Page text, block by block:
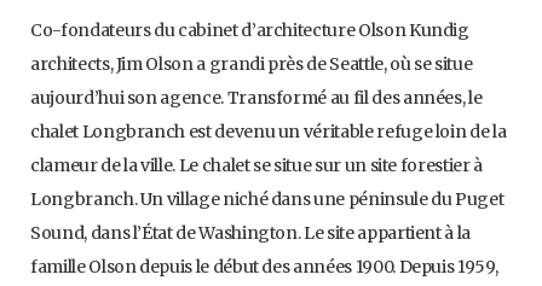
Co-fondateurs du cabinet d’architecture Olson Kundig
architects, Jim Olson a grandi près de Seattle, où se situe
aujourd’hui son agence. Transformé au fil des années, le
chalet Longbranch est devenu un véritable refuge loin de la
clameur de la ville. Le chalet se situe sur un site forestier à
Longbranch. Un village niché dans une péninsule du Puget
Sound, dans l’État de Washington. Le site appartient à la
famille Olson depuis le début des années 1900. Depuis 1959,